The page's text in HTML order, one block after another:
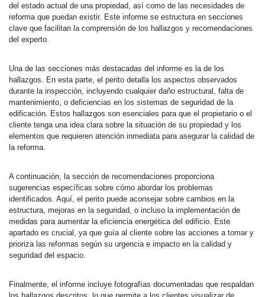
del estado actual de una propiedad, así como de las necesidades de
reforma que puedan existir. Este informe se estructura en secciones
clave que facilitan la comprensión de los hallazgos y recomendaciones
del experto.
Una de las secciones más destacadas del informe es la de los
hallazgos. En esta parte, el perito detalla los aspectos observados
durante la inspección, incluyendo cualquier daño estructural, falta de
mantenimiento, o deficiencias en los sistemas de seguridad de la
edificación. Estos hallazgos son esenciales para que el propietario o el
cliente tenga una idea clara sobre la situación de su propiedad y los
elementos que requieren atención inmediata para asegurar la calidad de
la reforma.
A continuación, la sección de recomendaciones proporciona
sugerencias específicas sobre cómo abordar los problemas
identificados. Aquí, el perito puede aconsejar sobre cambios en la
estructura, mejoras en la seguridad, o incluso la implementación de
medidas para aumentar la eficiencia energética del edificio. Este
apartado es crucial, ya que guía al cliente sobre las acciones a tomar y
prioriza las reformas según su urgencia e impacto en la calidad y
seguridad del espacio.
Finalmente, el informe incluye fotografías documentadas que respaldan